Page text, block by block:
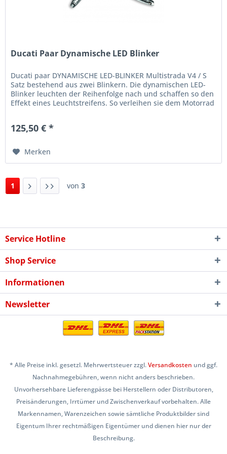
Ducati Paar Dynamische LED Blinker
Ducati paar DYNAMISCHE LED-BLINKER Multistrada V4 / S
Satz bestehend aus zwei Blinkern. Die dynamischen LED-
Blinker leuchten der Reihenfolge nach und schaffen so den
Effekt eines Leuchtstreifens. So verleihen sie dem Motorrad
125,50 € *
Merken
1 von 3
Service Hotline
Shop Service
Informationen
Newsletter
* Alle Preise inkl. gesetzl. Mehrwertsteuer zzgl.Versandkosten und ggf.
Nachnahmegebühren, wenn nicht anders beschrieben.
Unvorhersehbare Lieferengpässe bei Herstellern oder Distributoren,
Preisänderungen, Irrtümer und Zwischenverkauf vorbehalten. Alle
Markennamen, Warenzeichen sowie sämtliche Produktbilder sind
Eigentum Ihrer rechtmäßigen Eigentümer und dienen hier nur der
Beschreibung.